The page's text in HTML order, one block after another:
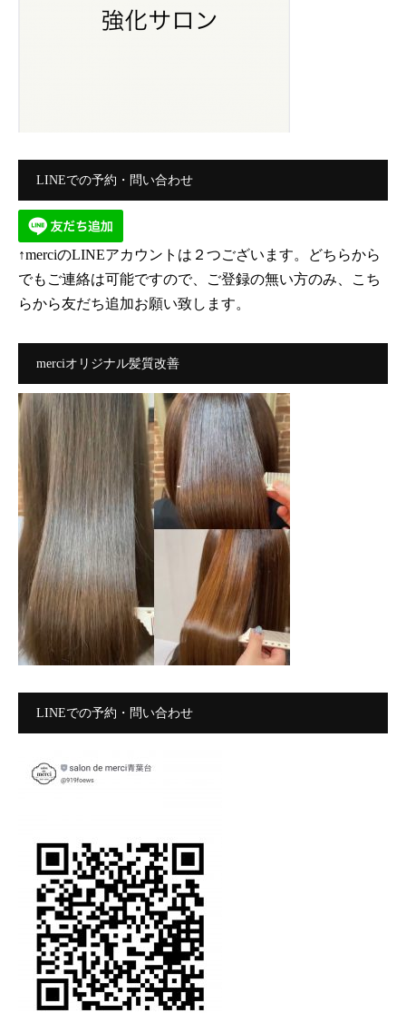
LINEでの予約・問い合わせ
↑merciのLINEアカウントは２つございます。どちらから
でもご連絡は可能ですので、ご登録の無い方のみ、こち
らから友だち追加お願い致します。
merciオリジナル髪質改善
LINEでの予約・問い合わせ